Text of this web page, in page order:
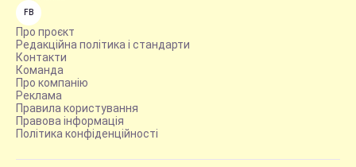
FB
Про проєкт
Редакційна політика і стандарти
Контакти
Команда
Про компанію
Реклама
Правила користування
Правова інформація
Політика конфіденційності